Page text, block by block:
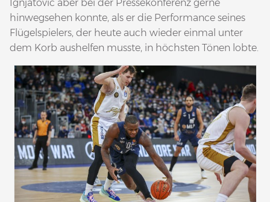
Ignjatovic aber bei der Pressekonferenz gerne
hinwegsehen konnte, als er die Performance seines
Flügelspielers, der heute auch wieder einmal unter
dem Korb aushelfen musste, in höchsten Tönen lobte.